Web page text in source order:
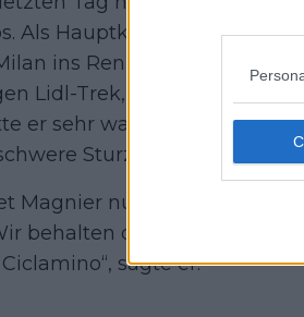
Als Hauptkonkurrent des
ins Rennen gestartet,
Lidl-Trek, sondern
er sehr wahrscheinlich
Sturz auf nassem
Magnier nun allerdings
behalten die guten
sagte er.